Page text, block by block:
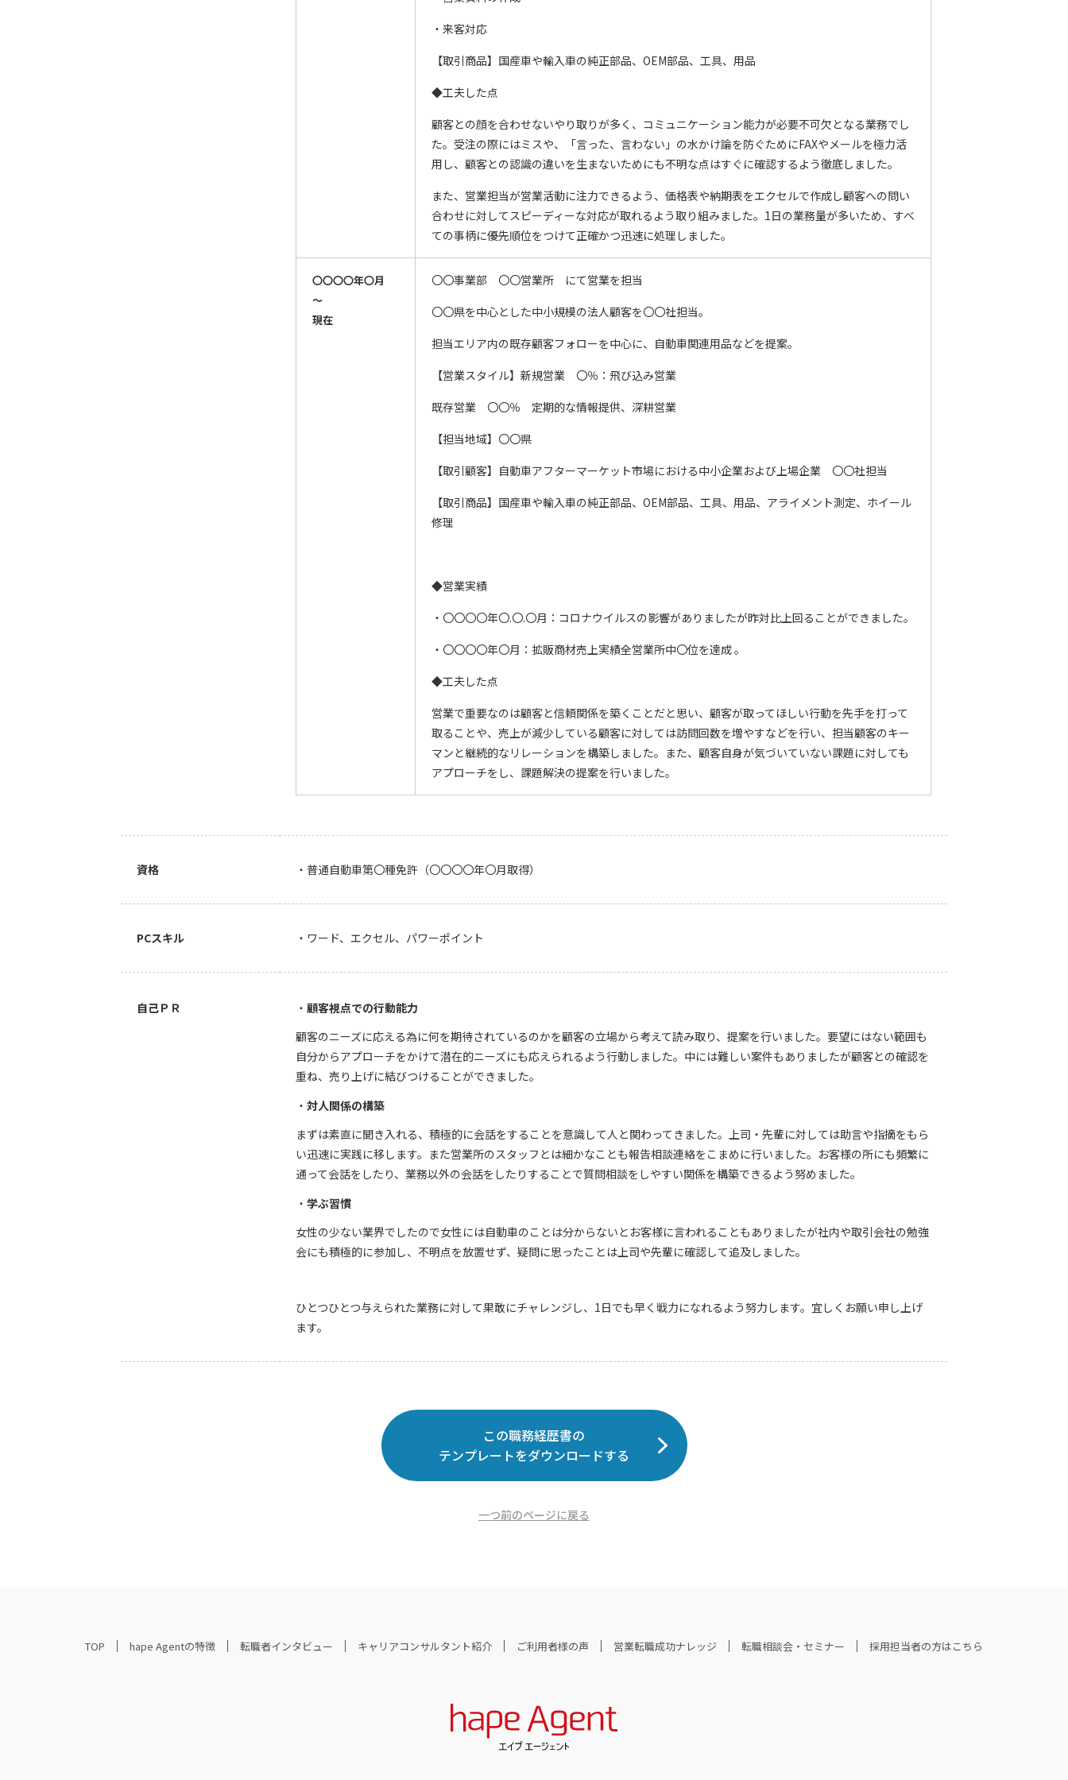
・来客対応
【取引商品】国産車や輸入車の純正部品、OEM部品、工具、用品
◆工夫した点
顧客との顔を合わせないやり取りが多く、コミュニケーション能力が必要不可欠となる業務でし
た。受注の際にはミスや、「言った、言わない」の水かけ論を防ぐためにFAXやメールを極力活
用し、顧客との認識の違いを生まないためにも不明な点はすぐに確認するよう徹底しました。
また、営業担当が営業活動に注力できるよう、価格表や納期表をエクセルで作成し顧客への問い
合わせに対してスピーディーな対応が取れるよう取り組みました。1日の業務量が多いため、すべ
ての事柄に優先順位をつけて正確かつ迅速に処理しました。
〇〇〇〇年〇月
～
現在
〇〇事業部 〇〇営業所 にて営業を担当
〇〇県を中心とした中小規模の法人顧客を〇〇社担当。
担当エリア内の既存顧客フォローを中心に、自動車関連用品などを提案。
【営業スタイル】新規営業 〇％：飛び込み営業
既存営業 〇〇％ 定期的な情報提供、深耕営業
【担当地域】〇〇県
【取引顧客】自動車アフターマーケット市場における中小企業および上場企業 〇〇社担当
【取引商品】国産車や輸入車の純正部品、OEM部品、工具、用品、アライメント測定、ホイール
修理
◆営業実績
・〇〇〇〇年〇.〇.〇月：コロナウイルスの影響がありましたが昨対比上回ることができました。
・〇〇〇〇年〇月：拡販商材売上実績全営業所中〇位を達成 。
◆工夫した点
営業で重要なのは顧客と信頼関係を築くことだと思い、顧客が取ってほしい行動を先手を打って
取ることや、売上が減少している顧客に対しては訪問回数を増やすなどを行い、担当顧客のキー
マンと継続的なリレーションを構築しました。また、顧客自身が気づいていない課題に対しても
アプローチをし、課題解決の提案を行いました。
資格 ・普通自動車第〇種免許（〇〇〇〇年〇月取得）
PCスキル ・ワード、エクセル、パワーポイント
自己ＰＲ
顧客視点での行動能力
顧客のニーズに応える為に何を期待されているのかを顧客の立場から考えて読み取り、提案を行いました。要望にはない範囲も
自分からアプローチをかけて潜在的ニーズにも応えられるよう行動しました。中には難しい案件もありましたが顧客との確認を
重ね、売り上げに結びつけることができました。
対人関係の構築
まずは素直に聞き入れる、積極的に会話をすることを意識して人と関わってきました。上司・先輩に対しては助言や指摘をもら
い迅速に実践に移します。また営業所のスタッフとは細かなことも報告相談連絡をこまめに行いました。お客様の所にも頻繁に
通って会話をしたり、業務以外の会話をしたりすることで質問相談をしやすい関係を構築できるよう努めました。
学ぶ習慣
女性の少ない業界でしたので女性には自動車のことは分からないとお客様に言われることもありましたが社内や取引会社の勉強
会にも積極的に参加し、不明点を放置せず、疑問に思ったことは上司や先輩に確認して追及しました。
ひとつひとつ与えられた業務に対して果敢にチャレンジし、1日でも早く戦力になれるよう努力します。宜しくお願い申し上げ
ます。
この職務経歴書の
テンプレートをダウンロードする
一つ前のページに戻る
TOP hape Agentの特徴 転職者インタビュー キャリアコンサルタント紹介 ご利用者様の声 営業転職成功ナレッジ 転職相談会・セミナー 採用担当者の方はこちら